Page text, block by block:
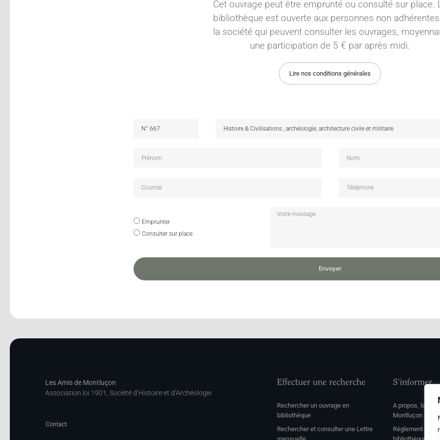
Cet ouvrage peut être emprunté ou consulté sur place.
bibliothèque est ouverte aux personnes non
la société qui peuvent consulter les ouvrages,
une participation de 5 € par après midi.
Lire nos conditions générales
Emprunter
Consulter sur place
Envoyer
Les Amis de Montluçon
Association loi 1901, Société d’Histoire et d’Archéologie
Contact
Effectuer une recherche
Rechercher un ouvrage en
bibliothèque
Rechercher et consulter une Lettre
S'informer
A propos, la
Montluçon
Réglement de